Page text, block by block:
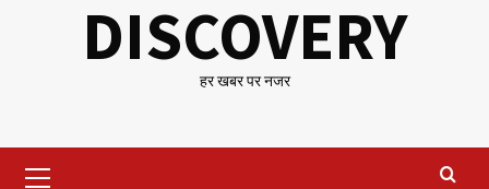
DISCOVERY
हर खबर पर नजर
Menu